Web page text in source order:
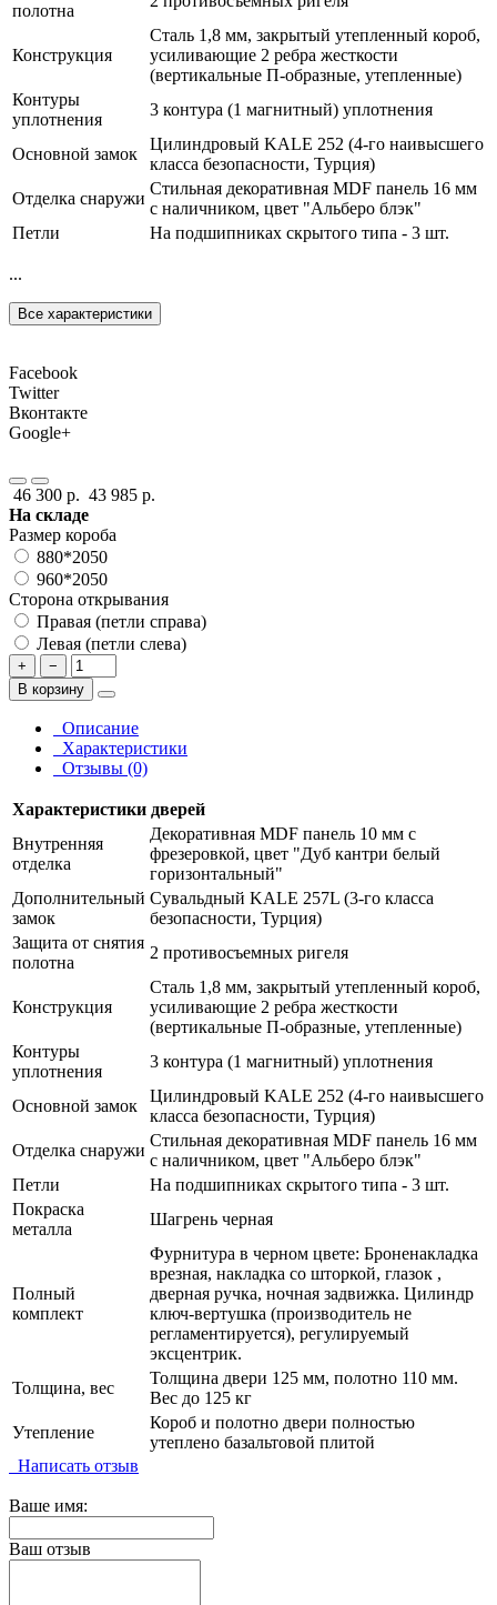
полотна
Конструкция
Сталь 1,8 мм, закрытый утепленный короб,
усиливающие 2 ребра жесткости
(вертикальные П-образные, утепленные)
Контуры
уплотнения
3 контура (1 магнитный) уплотнения
Основной замок
Цилиндровый KALE 252 (4-го наивысшего
класса безопасности, Турция)
Отделка снаружи
Стильная декоративная MDF панель 16 мм
с наличником, цвет "Альберо блэк"
Петли
На подшипниках скрытого типа - 3 шт.
...
Все характеристики
Facebook
Twitter
Вконтакте
Google+
46 300 р. 43 985 р.
На складе
Размер короба
880*2050
960*2050
Сторона открывания
Правая (петли справа)
Левая (петли слева)
+
−
В корзину
Описание
Характеристики
Отзывы (0)
Характеристики дверей
Внутренняя
отделка
Декоративная MDF панель 10 мм с
фрезеровкой, цвет "Дуб кантри белый
горизонтальный"
Дополнительный
замок
Сувальдный KALE 257L (3-го класса
безопасности, Турция)
Защита от снятия
полотна
2 противосъемных ригеля
Конструкция
Сталь 1,8 мм, закрытый утепленный короб,
усиливающие 2 ребра жесткости
(вертикальные П-образные, утепленные)
Контуры
уплотнения
3 контура (1 магнитный) уплотнения
Основной замок
Цилиндровый KALE 252 (4-го наивысшего
класса безопасности, Турция)
Отделка снаружи
Стильная декоративная MDF панель 16 мм
с наличником, цвет "Альберо блэк"
Петли
На подшипниках скрытого типа - 3 шт.
Покраска
металла
Шагрень черная
Полный
комплект
Фурнитура в черном цвете: Броненакладка
врезная, накладка со шторкой, глазок ,
дверная ручка, ночная задвижка. Цилиндр
ключ-вертушка (производитель не
регламентируется), регулируемый
эксцентрик.
Толщина, вес
Толщина двери 125 мм, полотно 110 мм.
Вес до 125 кг
Утепление
Короб и полотно двери полностью
утеплено базальтовой плитой
Написать отзыв
Ваше имя:
Ваш отзыв